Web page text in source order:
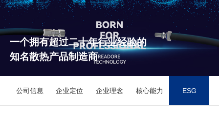
产品中心
新闻中心
加入我们
投资者关系
一个拥有超过二十年行业经验的
知名散热产品制造商
公司信息 企业定位 企业理念 核心能力 ESG